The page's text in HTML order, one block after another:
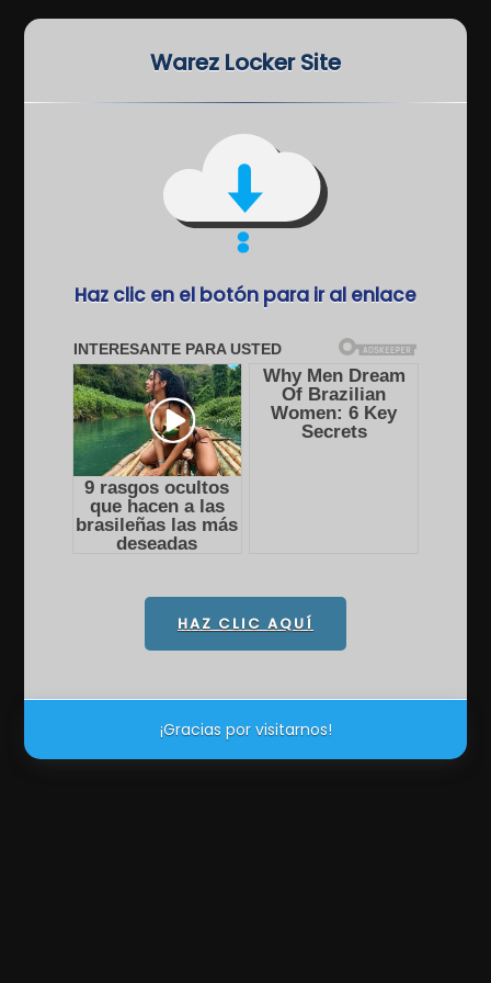
Warez Locker Site
Haz clic en el botón para ir al enlace
HAZ CLIC AQUÍ
¡Gracias por visitarnos!